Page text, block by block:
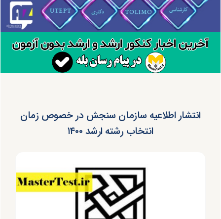
انتشار اطلاعیه سازمان سنجش در خصوص زمان
انتخاب رشته ارشد ۱۴۰۰